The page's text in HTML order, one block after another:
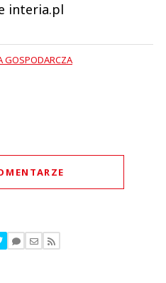
interia.pl
GOSPODARCZA
komentarzy
komentarze